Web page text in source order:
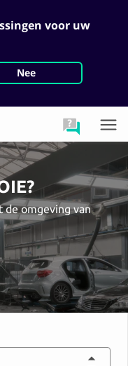
voor uw
Nee
de omgeving van